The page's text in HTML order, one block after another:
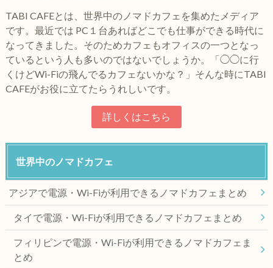
TABI CAFEとは、世界中のノマドカフェを集めたメディア
です。最近では PC１台あればどこでも仕事ができる時代に
なってきました。そのためカフェもオフィスの一つとなっ
ているという人も多いのではないでしょうか。「◯◯に行
くけどWi-Fiの飛んでるカフェないかな？」そんな時にTABI
CAFEがお役に立てたらうれしいです。
詳しくはこちら
世界中のノマドカフェ
アジアで電源・Wi-Fiが利用できるノマドカフェまとめ
タイで電源・Wi-Fiが利用できるノマドカフェまとめ
フィリピンで電源・Wi-Fiが利用できるノマドカフェま
とめ